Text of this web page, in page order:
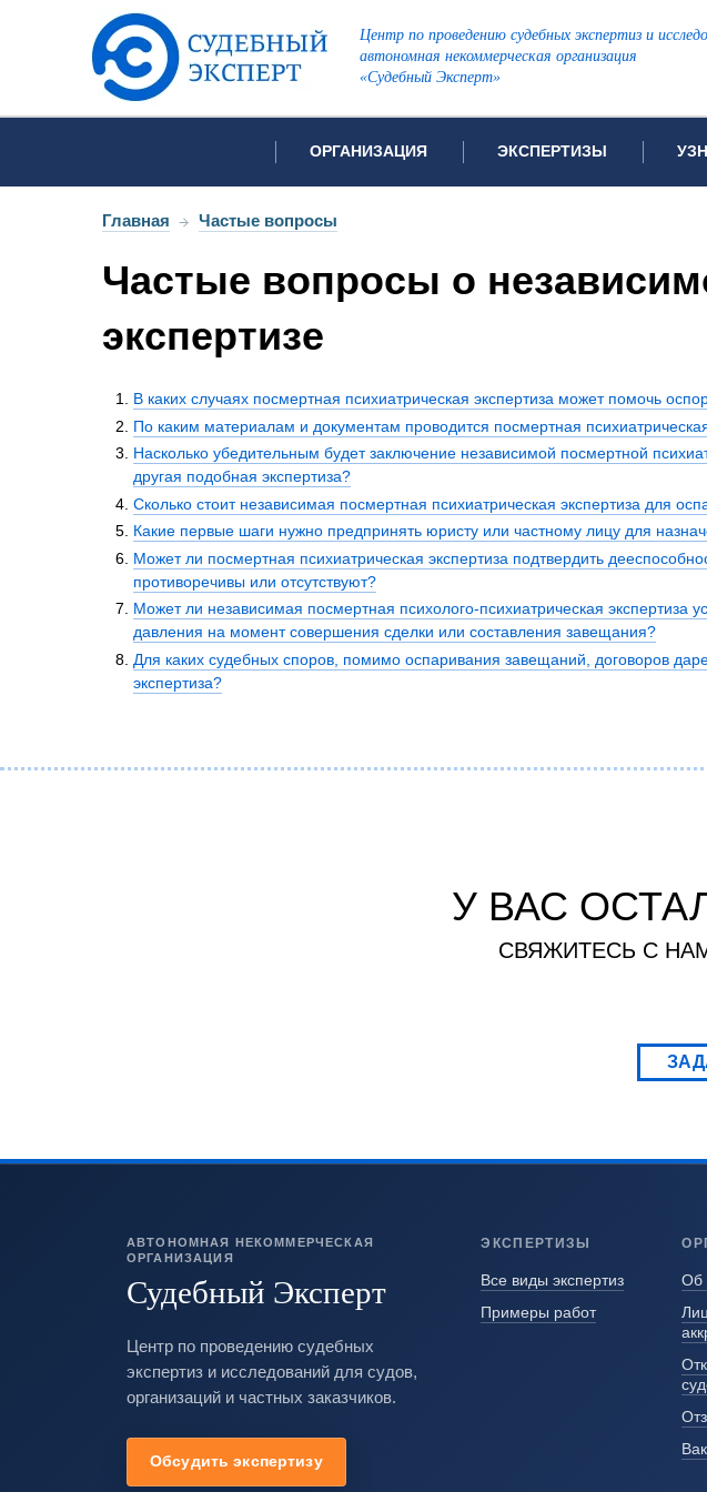
Центр по проведению судебных экспертиз и
автономная некоммерческая организация
«Судебный Эксперт»
ОРГАНИЗАЦИЯ
Об организации
Открытые перечни судов
Для СМИ
Политика конфиденциальности
ЭКСПЕРТИЗЫ
ПОПУЛЯРНЫЕ ВИДЫ
Лингвистическая экспертиза
Оценочная экспертиза
Психиатрическая экспертиза
Рецензия на экспертное заключение
Фоноскопическая экспертиза
Экономическая экспертиза
Главная → Частые вопросы
Частые вопросы о
экспертизе
В каких случаях посмертная психиатрическая экспертиза может помочь
По каким материалам и документам проводится посмертная
Насколько убедительным будет заключение независимой посмертной
другая подобная экспертиза?
Сколько стоит независимая посмертная психиатрическая экспертиза для
Какие первые шаги нужно предпринять юристу или частному лицу для
Может ли посмертная психиатрическая экспертиза подтвердить
противоречивы или отсутствуют?
Может ли независимая посмертная психолого-психиатрическая экспертиза
давления на момент совершения сделки или составления завещания?
Для каких судебных споров, помимо оспаривания завещаний, договоров
экспертиза?
У ВАС
СВЯЖИТЕСЬ С
АВТОНОМНАЯ НЕКОММЕРЧЕСКАЯ
ОРГАНИЗАЦИЯ
Судебный Эксперт
Центр по проведению судебных
экспертиз и исследований для судов,
организаций и частных заказчиков.
Обсудить экспертизу
ЭКСПЕРТИЗЫ
Все виды экспертиз
Примеры работ
Об